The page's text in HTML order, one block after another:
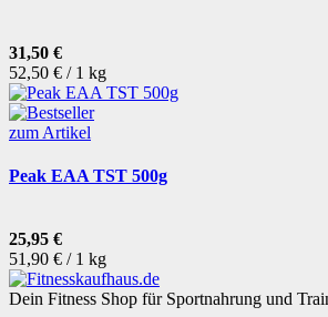
31,50 €
52,50 € / 1 kg
zum Artikel
Peak EAA TST 500g
25,95 €
51,90 € / 1 kg
Dein Fitness Shop für Sportnahrung und